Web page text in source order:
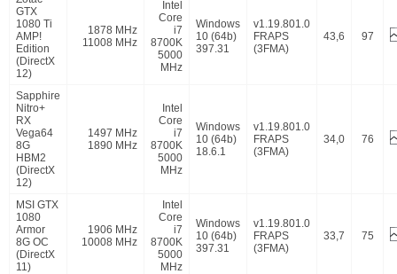
GTX
1080 Ti
AMP!
Edition
(DirectX
12)
1878 MHz
11008 MHz
Intel
Core
i7
8700K
5000
MHz
Windows
10 (64b)
397.31
v1.19.801.0
FRAPS
(3FMA)
43,6 97
Sapphire
Nitro+
RX
Vega64
8G
HBM2
(DirectX
12)
1497 MHz
1890 MHz
Intel
Core
i7
8700K
5000
MHz
Windows
10 (64b)
18.6.1
v1.19.801.0
FRAPS
(3FMA)
34,0 76
MSI GTX
1080
Armor
8G OC
(DirectX
11)
1906 MHz
10008 MHz
Intel
Core
i7
8700K
5000
MHz
Windows
10 (64b)
397.31
v1.19.801.0
FRAPS
(3FMA)
33,7 75